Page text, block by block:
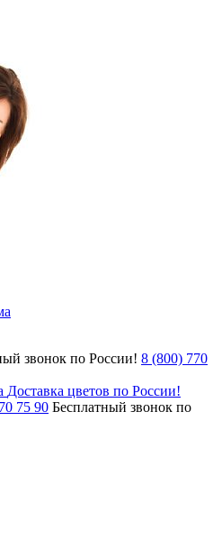
звонок по России! 8 (800) 770
Доставка цветов по России!
75 90 Бесплатный звонок по